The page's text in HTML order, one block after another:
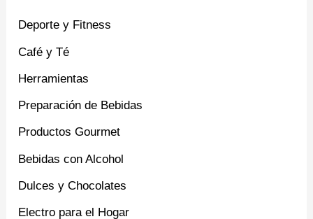
Deporte y Fitness
Café y Té
Herramientas
Preparación de Bebidas
Productos Gourmet
Bebidas con Alcohol
Dulces y Chocolates
Electro para el Hogar